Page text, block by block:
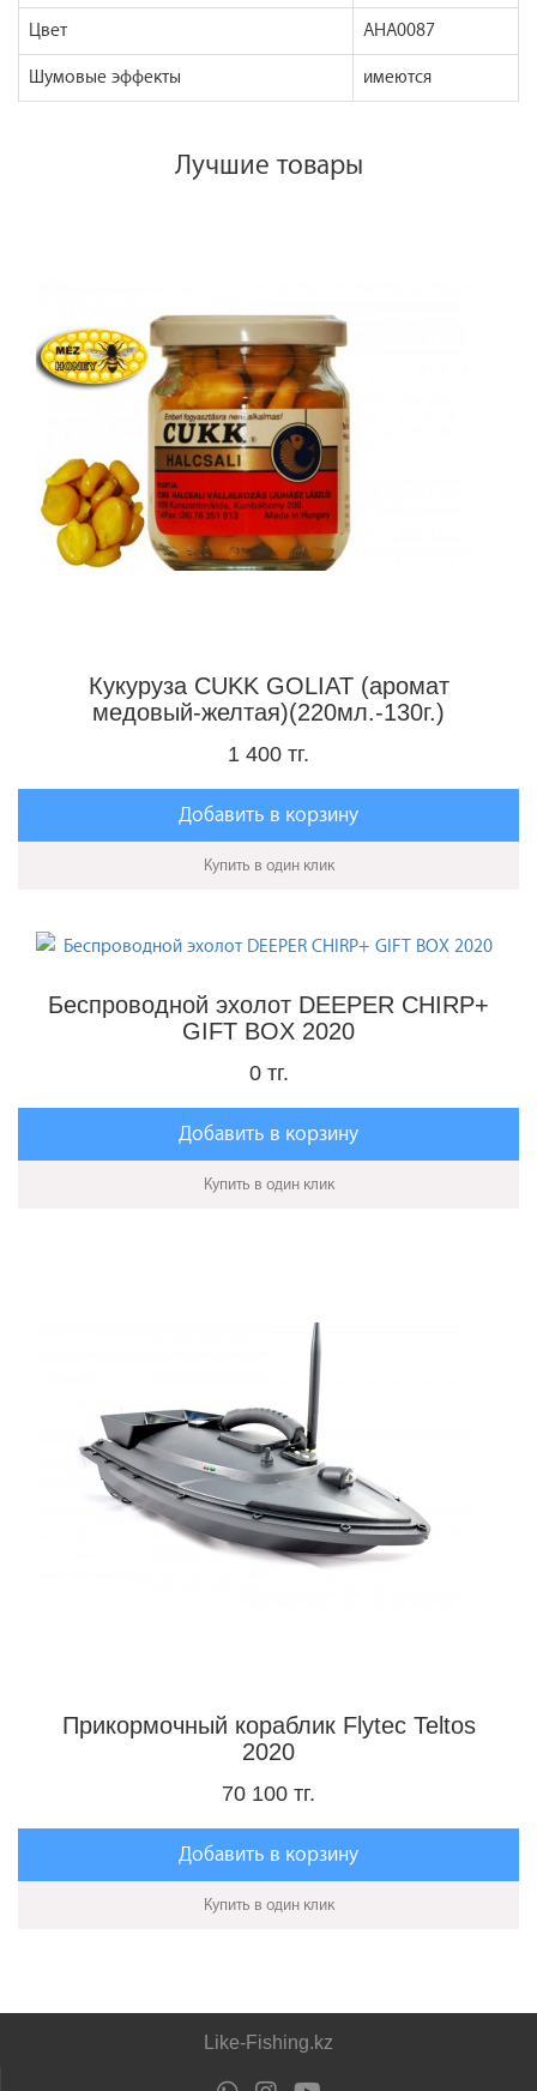
Цвет AHA0087
Шумовые эффекты имеются
Лучшие товары
Кукуруза CUKK GOLIAT (аромат
медовый-желтая)(220мл.-130г.)
1 400 тг.
Добавить в корзину
Купить в один клик
Беспроводной эхолот DEEPER CHIRP+
GIFT BOX 2020
0 тг.
Добавить в корзину
Купить в один клик
Прикормочный кораблик Flytec Teltos
2020
70 100 тг.
Добавить в корзину
Купить в один клик
Like-Fishing.kz